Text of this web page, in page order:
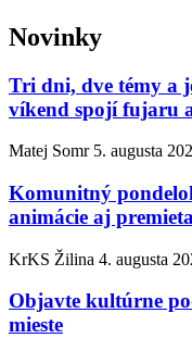
Novinky
Tri dni, dve témy a
víkend spojí fujaru
Matej Somr 5. augusta
Komunitný
animácie aj
KrKS Žilina 4. augusta
Objavte kultúrne
mieste